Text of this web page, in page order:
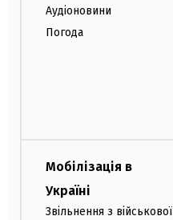
Аудіоновини
Погода
Мобілізація в
Україні
Звільнення з військової